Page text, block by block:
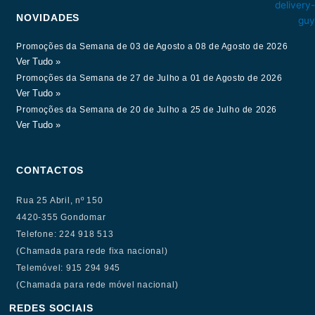
NOVIDADES
Promoções da Semana de 03 de Agosto a 08 de Agosto de 2026
Ver Tudo »
Promoções da Semana de 27 de Julho a 01 de Agosto de 2026
Ver Tudo »
Promoções da Semana de 20 de Julho a 25 de Julho de 2026
Ver Tudo »
CONTACTOS
Rua 25 Abril, nº 150
4420-355 Gondomar
Telefone: 224 918 513
(Chamada para rede fixa nacional)
Telemóvel: 915 294 945
(Chamada para rede móvel nacional)
REDES SOCIAIS